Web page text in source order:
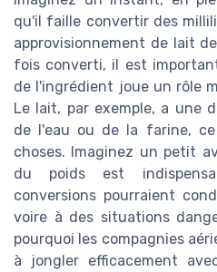
qu'il faille convertir des
approvisionnement de lait
fois converti, il est
de l'ingrédient joue un rôle
Le lait, par exemple, a une
de l'eau ou de la farine,
choses. Imaginez un petit
du poids est
conversions pourraient
voire à des situations
pourquoi les compagnies
à jongler efficacement